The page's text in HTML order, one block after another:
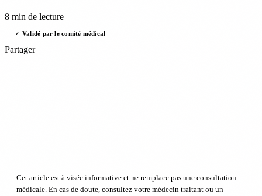
8 min de lecture
✓ Validé par le comité médical
Partager
Cet article est à visée informative et ne remplace pas une consultation
médicale. En cas de doute, consultez votre médecin traitant ou un